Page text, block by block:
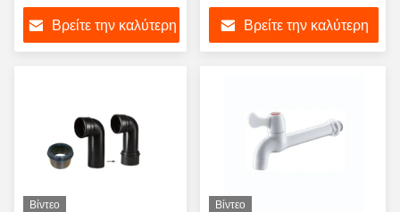
για νιπτήρα
Βρείτε την καλύτερη
φυσίγγιο για γραφεία
Βρείτε την καλύτερη
Βίντεο Βίντεο